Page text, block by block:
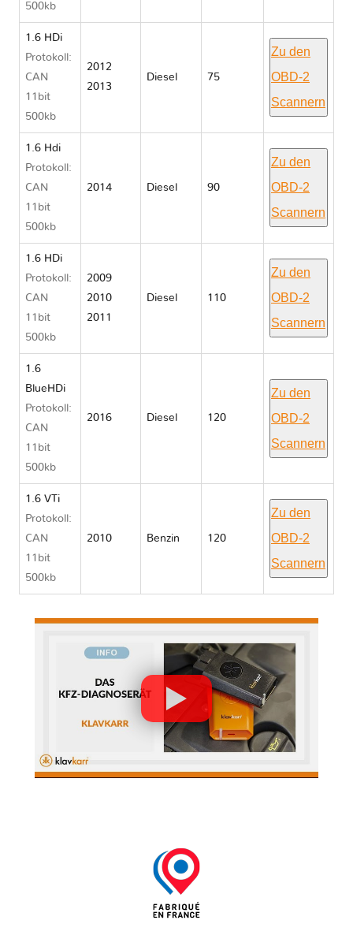
500kb
1.6 HDi
Protokoll:
CAN
11bit
500kb
2012
2013
Diesel 75
Zu den
OBD-2
Scannern
1.6 Hdi
Protokoll:
CAN
11bit
500kb
2014 Diesel 90
Zu den
OBD-2
Scannern
1.6 HDi
Protokoll:
CAN
11bit
500kb
2009
2010
2011
Diesel 110
Zu den
OBD-2
Scannern
1.6
BlueHDi
Protokoll:
CAN
11bit
500kb
2016 Diesel 120
Zu den
OBD-2
Scannern
1.6 VTi
Protokoll:
CAN
11bit
500kb
2010 Benzin 120
Zu den
OBD-2
Scannern